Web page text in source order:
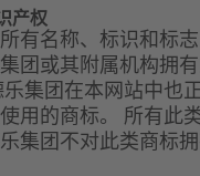
产权
有名称、标识和标
团或其附属机构拥
集团在本网站中也
用的商标。 所有此
集团不对此类商标拥